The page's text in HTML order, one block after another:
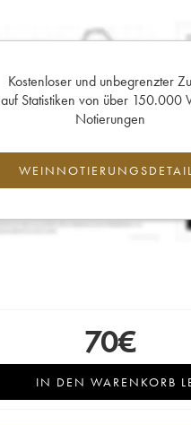
Kostenloser und unbegrenzter
auf Statistiken von über 150.000
Notierungen
70€
IN DEN WARENKORB